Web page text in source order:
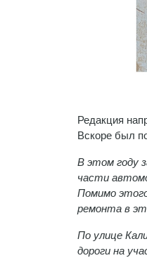
Редакция
Вскоре был
В этом году
части
Помимо
ремонта в
По улице
дороги на